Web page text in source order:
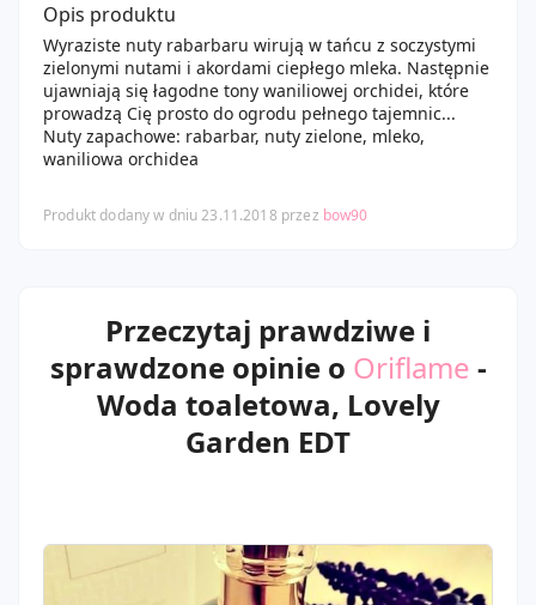
Opis produktu
Wyraziste nuty rabarbaru wirują w tańcu z soczystymi
zielonymi nutami i akordami ciepłego mleka. Następnie
ujawniają się łagodne tony waniliowej orchidei, które
prowadzą Cię prosto do ogrodu pełnego tajemnic...
Nuty zapachowe: rabarbar, nuty zielone, mleko,
waniliowa orchidea
Produkt dodany w dniu 23.11.2018 przez bow90
Przeczytaj prawdziwe i
sprawdzone opinie o Oriflame -
Woda toaletowa, Lovely
Garden EDT